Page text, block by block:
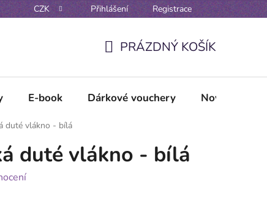
řád Vzorové formuláře odstoupení / reklamace
CZK Přihlášení Registrace
KOŠÍK
PRÁZDNÝ KOŠÍK
E-book Dárkové vouchery Novinky
duté vlákno - bílá
duté vlákno - bílá